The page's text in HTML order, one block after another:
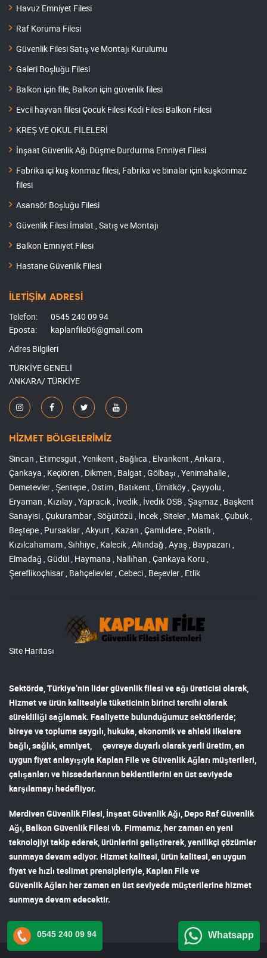
Havuz Emniyet Filesi
Raf Koruma Filesi
Güvenlik Filesi Satış ve Montajı Kurulumu
Galeri Boşluğu Filesi
Balkon için file, Balkon için güvenlik filesi
Evcil hayvan filesi Çocuk Filesi Kedi Filesi Balkon Filesi
KREŞ VE OKUL FİLELERİ
İnşaat Güvenlik Ağı Düşme Durdurma Emniyet Filesi
Fabrika içi kuş konmaz filesi, Fabrika ve binalar için kuşkonmaz
filesi
Asansör Boşluğu Filesi
Güvenlik Filesi İmalat , Satış ve Montajı
Balkon Emniyet Filesi
Hastane Güvenlik Filesi
İLETİŞİM ADRESİ
Telefon:
0545 240 09 94
Eposta:
kaplanfile06@gmail.com
Adres Bilgileri
TÜRKİYE GENELİ
ANKARA/ TÜRKİYE
HİZMET BÖLGELERİMİZ
Sincan , Etimesgut , Yenikent , Bağlıca , Elvankent , Ankara ,
Çankaya , Keçiören , Dikmen , Balgat , Gölbaşı , Yenimahalle ,
Demetevler , Şentepe , Ostim , Batıkent , Ümitköy , Çayyolu ,
Eryaman , Kızılay , Yapracık , İvedik , İvedik OSB , Şaşmaz , Başkent
Sanayisi , Çukurambar , Söğütözü , İncek , Siteler , Mamak , Çubuk ,
Beştepe , Pursaklar , Akyurt , Kazan , Çamlıdere , Polatlı ,
Kızılcahamam , Sıhhiye , Kalecik , Altındağ , Ayaş , Baypazarı ,
Elmadağ , Güdül , Haymana , Nallıhan , Çankaya Koru ,
Şereflikoçhisar , Bahçelievler , Cebeci , Beşevler , Etlik
Site Haritası
Sektörde, Türkiye’nin lidergüvenlik filesi ve ağı üreticisi olarak,
Hizmet ve ürün kalitesiyle tüketicinin birinci tercihi olarak
sürekliliği sağlamak. Faaliyette bulunduğumuz sektörlerde;
bireye ve topluma saygılı, hukuka, ekonomik ve ahlaki ilkelere
bağlı, sağlık, emniyet, çevreye duyarlı olarak yerli üretim, en
uygun fiyat anlayışıyla Kaplan File ve Güvenlik Ağları müşterileri,
çalışanları ve hissedarlarının beklentilerini en üst seviyede
karşılamayı hedefliyor.
Merdiven Güvenlik Filesi, İnşaat Güvenlik Ağı, Depo Raf Güvenlik
Ağı, Balkon Güvenlik Filesi vb. Firmamız, her zaman en yeni
teknolojiyi takip ederek, ürünlerini geliştirerek, yenilikçi çözümler
sunmaya devam ediyor. Hizmet kalitesi, ürün kalitesi, en uygun
fiyat ve hızlı teslimat prensipleriyle, Kaplan File ve
Güvenlik Ağları her zaman en üst seviyede müşterilerine hizmet
sunmaya devam edecektir.
0545 240 09 94 Whatsapp